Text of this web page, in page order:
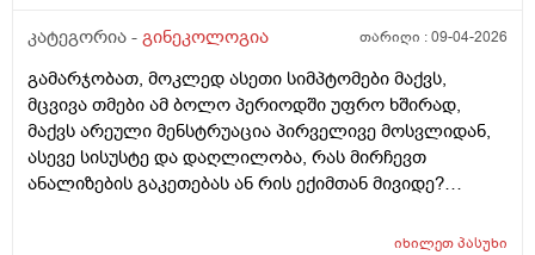
კატეგორია - გინეკოლოგია თარიღი :09-04-2026
გამარჯობათ, მოკლედ ასეთი სიმპტომები მაქვს,
მცვივა თმები ამ ბოლო პერიოდში უფრო ხშირად,
მაქვს არეული მენსტრუაცია პირველივე მოსვლიდან,
ასევე სისუსტე და დაღლილობა, რას მირჩევთ
ანალიზების გაკეთებას ან რის ექიმთან მივიდე?
იხილეთპასუხი